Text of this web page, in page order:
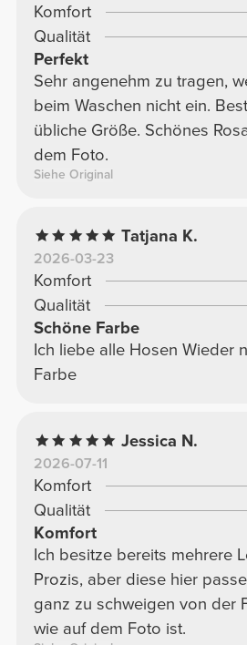
Komfort
Qualität
Perfekt
Sehr angenehm zu tragen,
beim Waschen nicht ein.
übliche Größe. Schönes
dem Foto.
Siehe Original
Tatjana K.
2026-03-23
Komfort
Qualität
Schöne Farbe
Ich liebe alle Hosen Wieder
Farbe
Jessica N.
2026-07-11
Komfort
Qualität
Komfort
Ich besitze bereits mehrere
Prozis, aber diese hier
ganz zu schweigen von der
wie auf dem Foto ist.